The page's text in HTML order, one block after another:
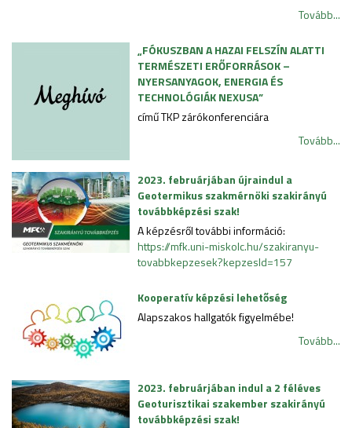
Tovább...
„FÓKUSZBAN A HAZAI FELSZÍN ALATTI
TERMÉSZETI ERŐFORRÁSOK –
NYERSANYAGOK, ENERGIA ÉS
TECHNOLÓGIÁK NEXUSA”
című TKP zárókonferenciára
Tovább...
2023. februárjában újraindul a
Geotermikus szakmérnöki szakirányú
továbbképzési szak!
A képzésről további információ:
https://mfk.uni-miskolc.hu/szakiranyu-
tovabbkepzesek?kepzesId=157
Kooperatív képzési lehetőség
Alapszakos hallgatók figyelmébe!
Tovább...
2023. februárjában indul a 2 féléves
Geoturisztikai szakember szakirányú
továbbképzési szak!